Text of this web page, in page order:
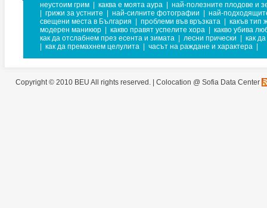
неустоим грим каква е моята аура
най-полезните плодове и
грижи за устните най-силните фотографии
най-
свещени места в България
проблеми във връзката
какъв тип
модерен маникюр
какво правят успелите хора
какво убива
как да отслабнем през есента и зимата
лесни прически
как
как да премахнем целулита часът на раждане и характера
Copyright © 2010 BEU All rights reserved. | Colocation @ Sofia Data Center